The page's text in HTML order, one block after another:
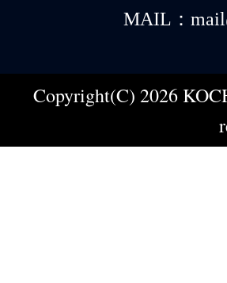
MAIL：
Copyright(C) 2026